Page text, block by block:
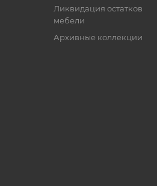
Ликвидация остатков
мебели
Архивные коллекции